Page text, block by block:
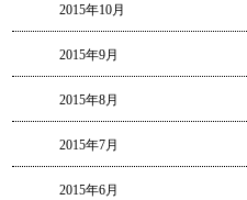
2015年10月
2015年9月
2015年8月
2015年7月
2015年6月